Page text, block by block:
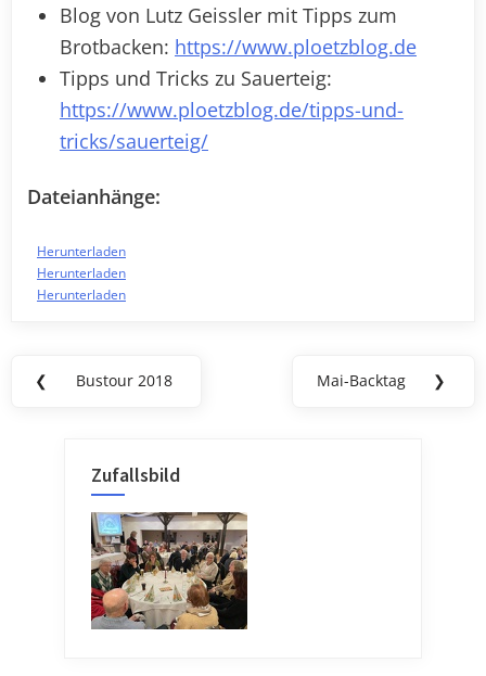
Blog von Lutz Geissler mit Tipps zum
Brotbacken: https://www.ploetzblog.de
Tipps und Tricks zu Sauerteig:
https://www.ploetzblog.de/tipps-und-
tricks/sauerteig/
Dateianhänge:
Herunterladen
Herunterladen
Herunterladen
Beitragsnavigation
❮
Previous
Bustour 2018
Next
Mai-Backtag ❯
Zufallsbild